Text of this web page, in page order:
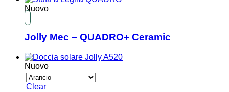
Nuovo
Jolly Mec – QUADRO+ Ceramic
Nuovo
Clear